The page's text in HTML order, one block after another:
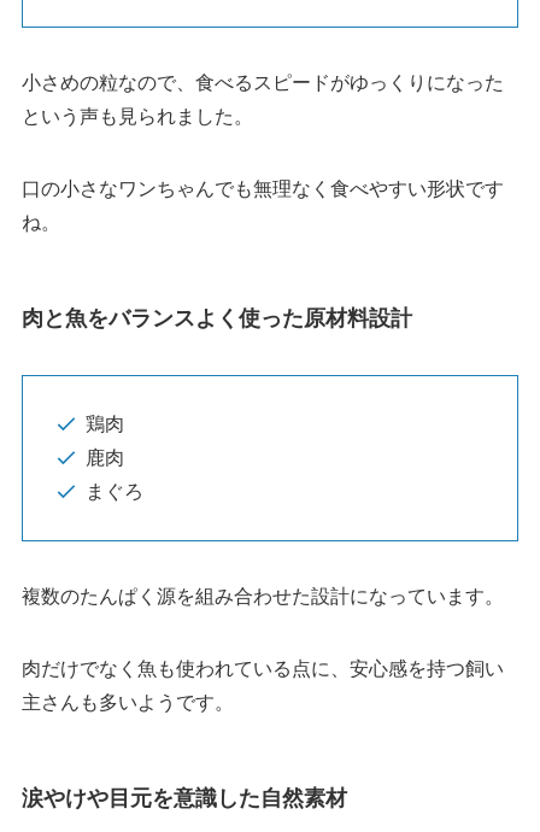
小さめの粒なので、食べるスピードがゆっくりになった
という声も見られました。
口の小さなワンちゃんでも無理なく食べやすい形状です
ね。
肉と魚をバランスよく使った原材料設計
鶏肉
鹿肉
まぐろ
複数のたんぱく源を組み合わせた設計になっています。
肉だけでなく魚も使われている点に、安心感を持つ飼い
主さんも多いようです。
涙やけや目元を意識した自然素材